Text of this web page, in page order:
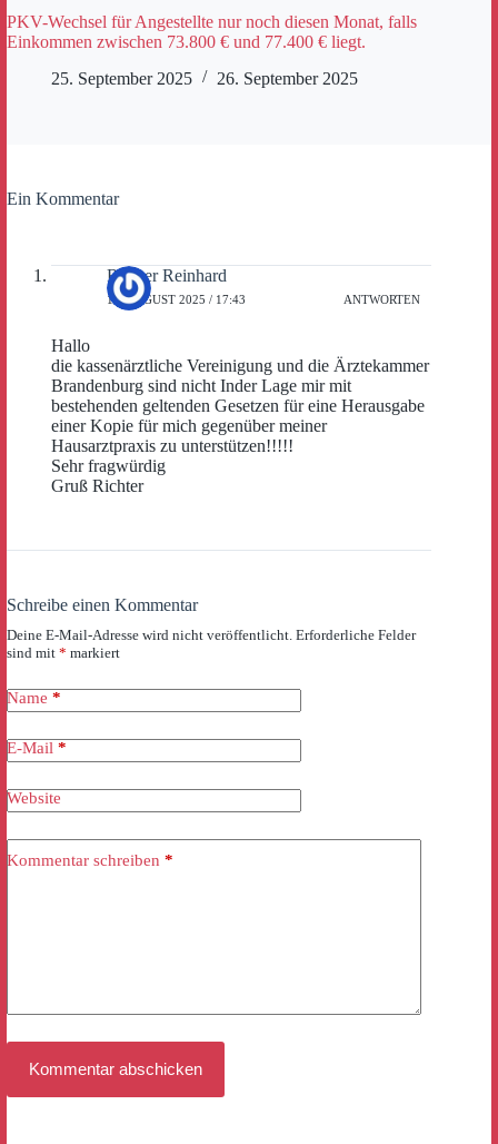
PKV-Wechsel für Angestellte nur noch diesen Monat, falls
Einkommen zwischen 73.800 € und 77.400 € liegt.
25. September 2025
26. September 2025
Ein Kommentar
Richter Reinhard
19. AUGUST 2025 / 17:43 ANTWORTEN
Hallo
die kassenärztliche Vereinigung und die Ärztekammer
Brandenburg sind nicht Inder Lage mir mit
bestehenden geltenden Gesetzen für eine Herausgabe
einer Kopie für mich gegenüber meiner
Hausarztpraxis zu unterstützen!!!!!
Sehr fragwürdig
Gruß Richter
Schreibe einen Kommentar
Deine E-Mail-Adresse wird nicht veröffentlicht. Erforderliche Felder
sind mit * markiert
Name *
E-Mail *
Website
Kommentar schreiben *
Kommentar abschicken